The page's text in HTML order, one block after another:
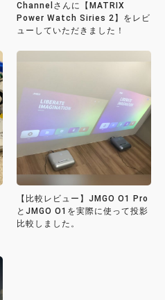
Channelさんに【MATRIX
Power Watch Siries 2】をレビ
ューしていただきました！
【比較レビュー】JMGO O1 Pro
とJMGO O1を実際に使って投影
比較しました。